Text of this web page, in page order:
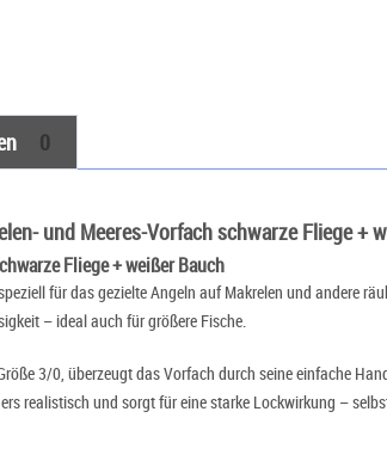
0
und Meeres-Vorfach schwarze Fliege +
Fliege + weißer Bauch
für das gezielte Angeln auf Makrelen und andere
– ideal auch für größere Fische.
3/0, überzeugt das Vorfach durch seine einfache
realistisch und sorgt für eine starke Lockwirkung –